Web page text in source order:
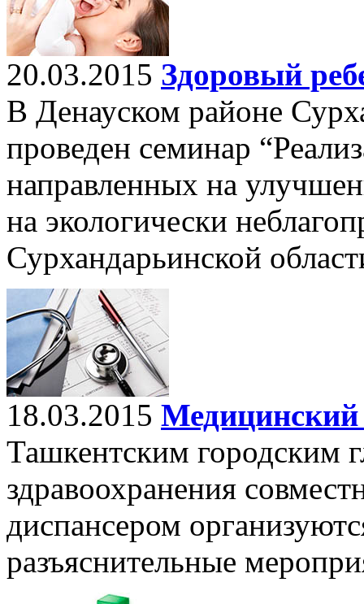
20.03.2015 Здоровый
В Денауском районе
проведен семинар
направленных на
на экологически
Сурхандарьинской
18.03.2015 Медицинский
Ташкентским городским
здравоохранения
диспансером
разъяснительные